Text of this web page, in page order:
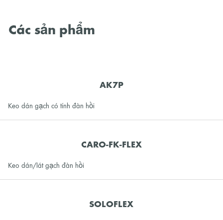
Các sản phẩm
AK7P
Keo dán gạch có tính đàn hồi
CARO-FK-FLEX
Keo dán/lát gạch đàn hồi
SOLOFLEX